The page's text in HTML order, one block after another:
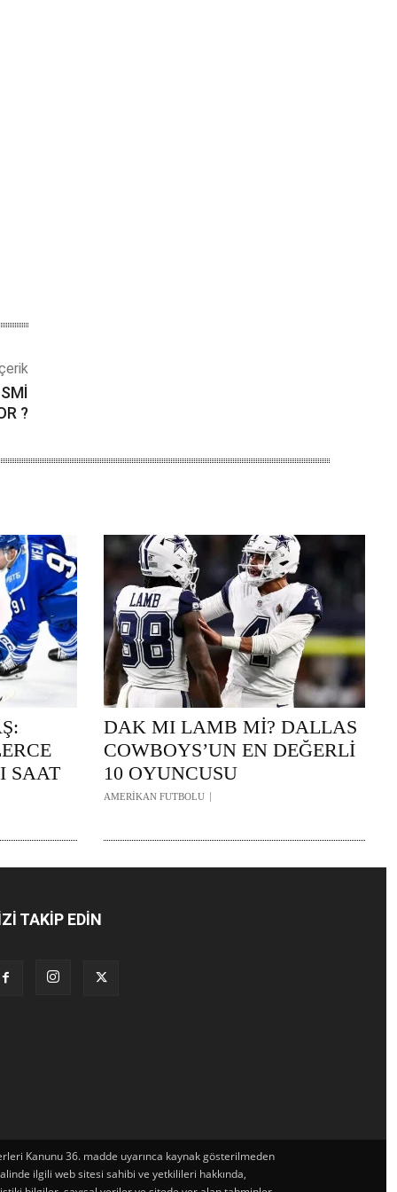
?
SAAT
DAK MI LAMB Mİ? DALLAS
COWBOYS’UN EN DEĞERLİ
10 OYUNCUSU
AMERİKAN FUTBOLU
TAKİP EDİN
Kanunu 36. madde uyarınca kaynak gösterilmeden
ilgili web sitesi sahibi ve yetkilileri hakkında,